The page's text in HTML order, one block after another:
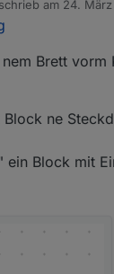
Du natürlich für
anschauen
fast alles
schrieb am 24.
editiert von
Brett vorm
ne
ein Block mit